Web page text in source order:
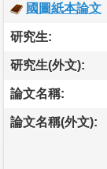
國圖紙本論文
研究生:
研究生(外文):
論文名稱:
論文名稱(外文):